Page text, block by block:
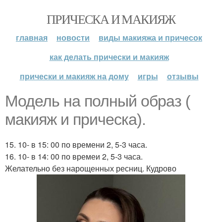
ПРИЧЕСКА И МАКИЯЖ
главная новости
виды макияжа и причесок
как делать прически и макияж
прически и макияж на дому
игры отзывы
Модель на полный образ (
макияж и прическа).
15. 10- в 15: 00 по времени 2, 5-3 часа.
16. 10- в 14: 00 по времеи 2, 5-3 часа.
Желательно без нарощенных ресниц. Кудрово